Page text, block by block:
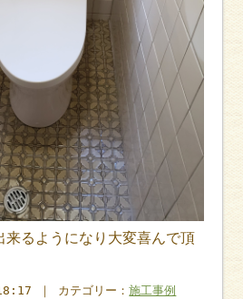
来るようになり大変喜んで頂
｜ カテゴリー：施工事例